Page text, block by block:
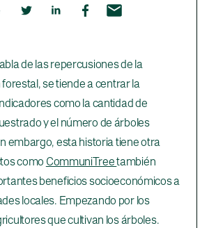
de las repercusiones de la
se tiende a centrar la
como la cantidad de
y el número de árboles
embargo, esta historia tiene otra
como CommuniTreetambién
beneficios socioeconómicos a
locales. Empezando por los
que cultivan los árboles.